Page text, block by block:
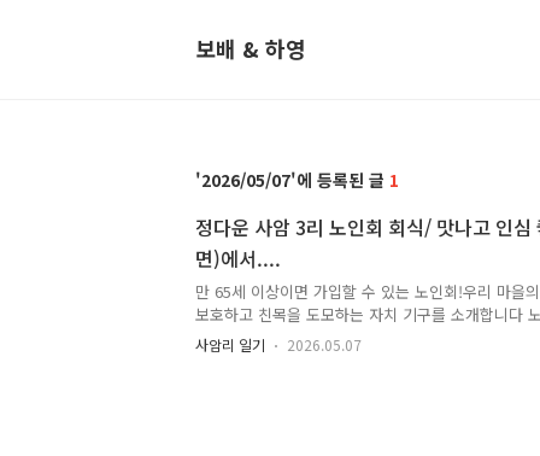
보배 & 하영
2026/05/07 1
정다운 사암 3리 노인회 회식/ 맛나고 인
면)에서....
만 65세 이상이면 가입할 수 있는 노인회!우리 마을
보호하고 친목을 도모하는 자치 기구를 소개합니다
관리하며식사 제공이나 여가 프로그램을 운영하고요
동체 작업에도 힘을 보탭니다정부 및 지자체의 복지
고주민 간의 유대감도 끈끈이 다지고 있어요 마침 저
장님께서올해 사암3리 노인회장님이 되셔서ㅎㅎ 쑥
사암리 일기 2026.05.07